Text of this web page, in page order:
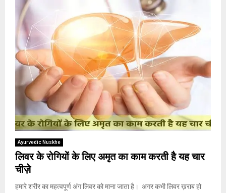
Ayurvedic Nuskhe
लिवर के रोगियों के लिए अमृत का काम करती है यह चार
चीज़े
हमारे शरीर का महत्वपूर्ण अंग लिवर को माना जाता है। अगर कभी लिवर ख़राब हो